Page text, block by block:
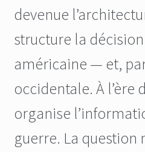
devenue
structure la
américaine — et,
occidentale. À l’ère
organise
guerre. La question